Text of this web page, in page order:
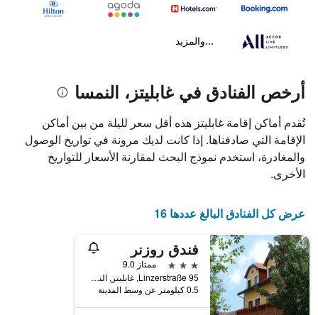
...والمزيد
أرخص الفنادق في غابليتز، النمسا
تُقدم أماكن إقامة غابليتز هذه أقل سعر لليلة من بين أماكن
الإقامة التي صادفناها. إذا كانت لديك مرونة في تواريخ الوصول
والمغادرة، استخدم نموذج البحث لمقارنة الأسعار للتواريخ
الأخرى.
عرض كل الفنادق البالغ عددها 16
فندق روزنر
3 نجوم
ممتاز 9.0
Linzerstraße 95, غابليتز, النمسا السفلى, النمسا
0.5 كيلومتر عن وسط المدينة